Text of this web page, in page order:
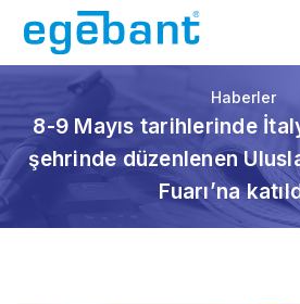
Haberler
8-9 Mayıs tarihlerinde
şehrinde düzenlenen
Fuarı’na